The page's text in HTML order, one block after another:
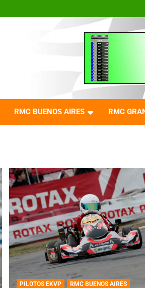
RMC BUENOS AIRES RMC
PILOTOS EKVP RMC BUENOS AIRES